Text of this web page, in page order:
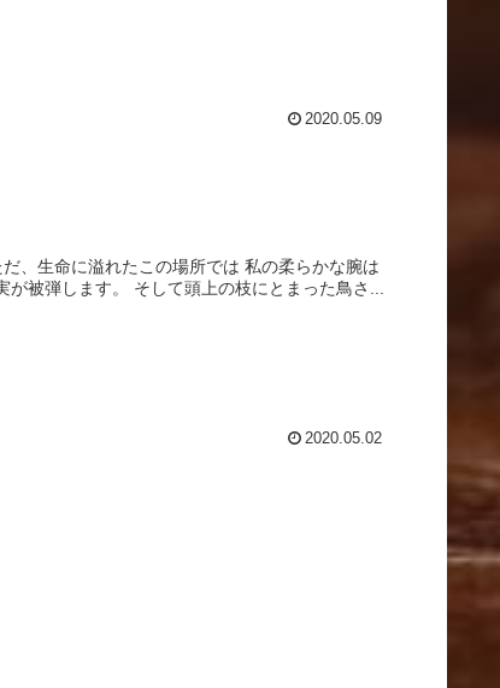
2020.05.09
、生命に溢れたこの場所では 私の柔らかな腕は
被弾します。 そして頭上の枝にとまった鳥さ...
2020.05.02